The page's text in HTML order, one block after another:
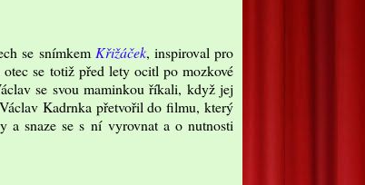
se snímkem Křižáček, inspiroval pro
se totiž před lety ocitl po mozkové
se svou maminkou říkali, když jej
Kadrnka přetvořil do filmu, který
a snaze se s ní vyrovnat a o nutnosti